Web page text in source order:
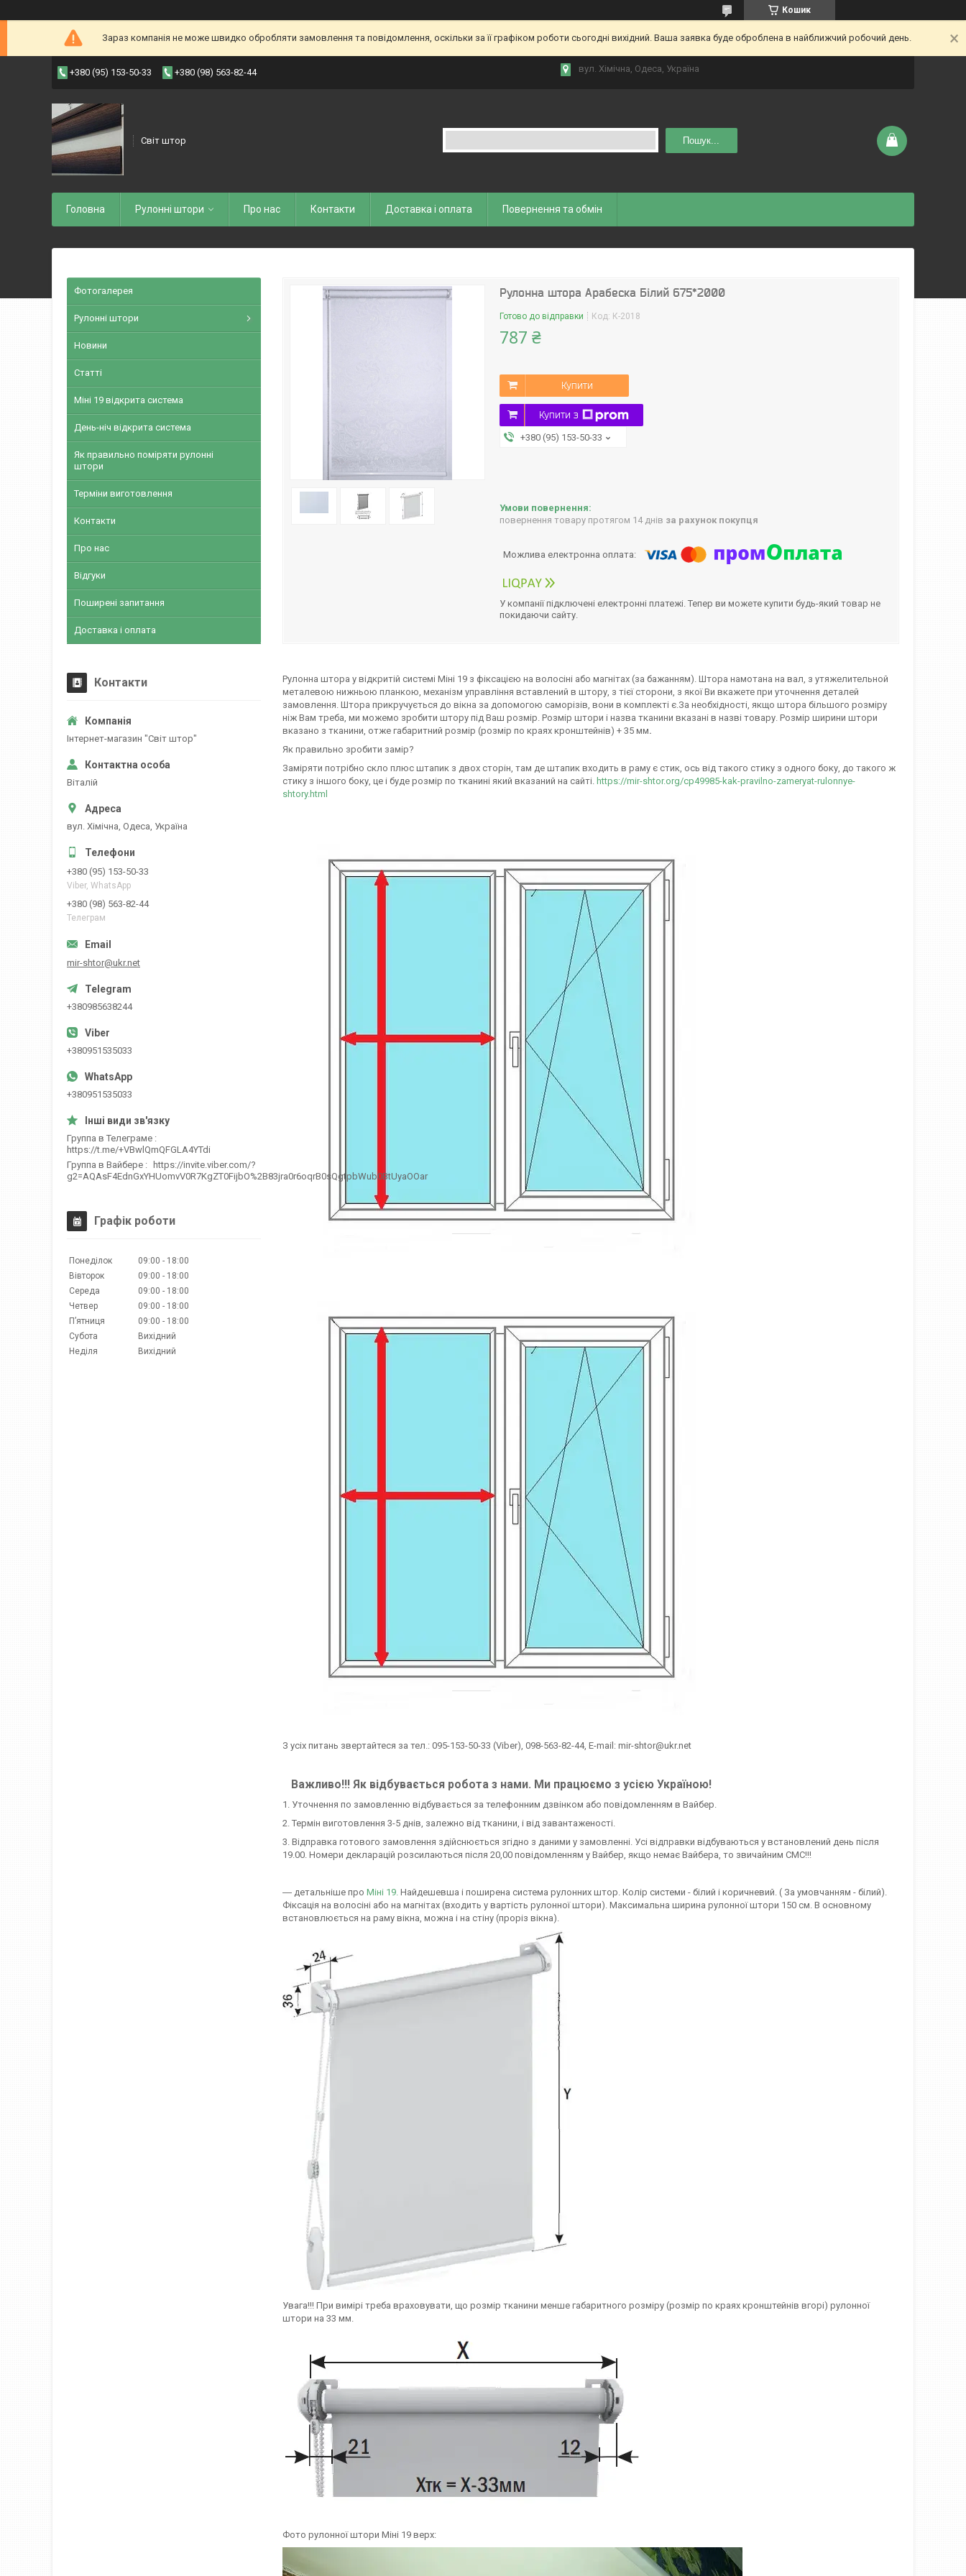
Кошик
Зараз компанія не може швидко обробляти замовлення та повідомлення, оскільки за її графіком роботи сьогодні вихідний. Ваша заявка буде оброблена в найближчий робочий день.
+380 (95) 153-50-33 +380 (98) 563-82-44 вул. Хiмiчна, Одеса, Україна
Світ штор Пошук...
Головна Рулоннi штори Про нас Контакти Доставка і оплата Повернення та обмiн
Рулонна штора Арабеска Білий 675*2000
Готово до відправки Код: К-2018
787 ₴
Купити
Купити з
+380 (95) 153-50-33
повернення товару протягом 14 днів за рахунок покупця
У компанії підключені електронні платежі. Тепер ви можете купити будь-який товар не
покидаючи сайту.
Рулонна штора у відкритій системі Міні 19 з фіксацією на волосіні або магнітах (за бажанням). Штора намотана на вал, з утяжелительной
металевою нижньою планкою, механізм управління вставлений в штору, з тієї сторони, з якої Ви вкажете при уточнення деталей
замовлення. Штора прикручується до вікна за допомогою саморізів, вони в комплекті є.За необхідності, якщо штора більшого розміру
ніж Вам треба, ми можемо зробити штору під Ваш розмір. Розмір штори і назва тканини вказані в назві товару. Розмір ширини штори
вказано з тканини, отже габаритний розмір (розмір по краях кронштейнів) + 35 мм.
Як правильно зробити замір?
Заміряти потрібно скло плюс штапик з двох сторін, там де штапик входить в раму є стик, ось від такого стику з одного боку, до такого ж
стику з іншого боку, це і буде розмір по тканині який вказаний на сайті. https://mir-shtor.org/cp49985-kak-pravilno-zameryat-rulonnye-
shtory.html
З усіх питань звертайтеся за тел.: 095-153-50-33 (Viber), 098-563-82-44, E-mail: mir-shtor@ukr.net
Важливо!!! Як відбувається робота з нами. Ми працюємо з усією Україною!
1. Уточнення по замовленню відбувається за телефонним дзвінком або повідомленням в Вайбер.
2. Термін виготовлення 3-5 днів, залежно від тканини, і від завантаженості.
3. Відправка готового замовлення здійснюється згідно з даними у замовленні. Усі відправки відбуваються у встановлений день після
19.00. Номери декларацій розсилаються після 20,00 повідомленням у Вайбер, якщо немає Вайбера, то звичайним СМС!!!
― детальніше про Міні 19. Найдешевша і поширена система рулонних штор. Колір системи - білий і коричневий. ( За умовчанням - білий).
Фіксація на волосіні або на магнітах (входить у вартість рулонної штори). Максимальна ширина рулонної штори 150 см. В основному
встановлюється на раму вікна, можна і на стіну (проріз вікна).
Увага!!! При вимірі треба враховувати, що розмір тканини менше габаритного розміру (розмір по краях кронштейнів вгорі) рулонної
штори на 33 мм.
Фото рулонної штори Міні 19 верх:
Фотогалерея
Рулонні штори
Новини
Статті
Міні 19 відкрита система
День-ніч відкрита система
Як правильно поміряти рулонні
штори
Терміни виготовлення
Контакти
Про нас
Відгуки
Поширені запитання
Доставка і оплата
Контакти
Iнтернет-магазин "Свiт штор"
Вiталiй
вул. Хiмiчна, Одеса, Україна
+380 (95) 153-50-33
Viber, WhatsApp
+380 (98) 563-82-44
Телеграм
mir-shtor@ukr.net
+380985638244
+380951535033
+380951535033
Группа в Телеграме
https://t.me/+VBwlQmQFGLA4YTdi
Группа в Вайбере
https://invite.viber.com/?
g2=AQAsF4EdnGxYHUomvV0R7KgZT0FijbO%2B83jra0r6oqrB0sQgtpbWub0BtUyaOOar
Графік роботи
Понеділок 09:00
18:00
Вівторок
09:00
18:00
Середа
09:00
18:00
Четвер
09:00
18:00
Пʼятниця
09:00
18:00
Субота
Вихідний
Неділя
Вихідний